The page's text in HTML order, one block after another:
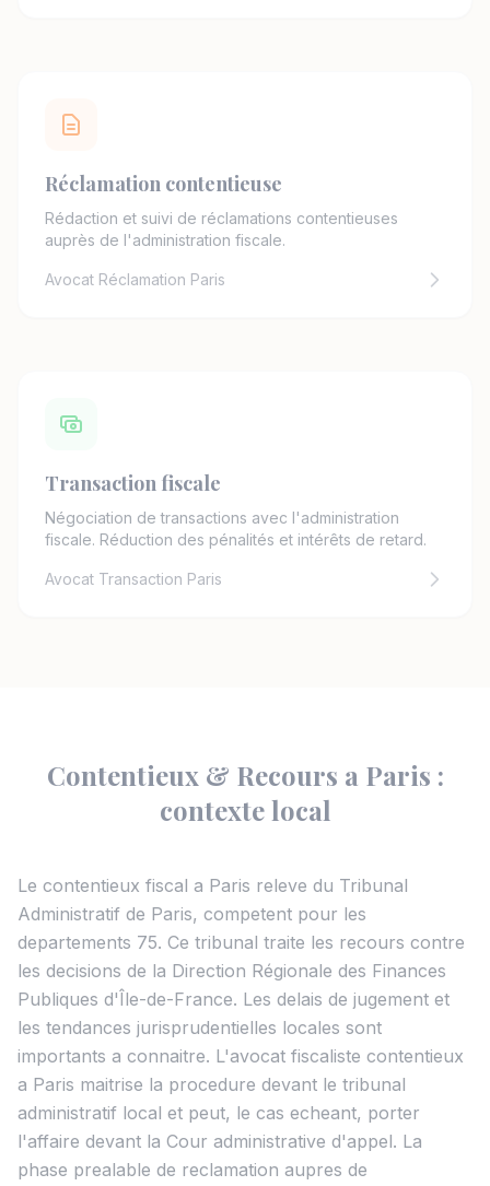
Réclamation contentieuse
Rédaction et suivi de réclamations contentieuses
auprès de l'administration fiscale.
Avocat Réclamation Paris
Transaction fiscale
Négociation de transactions avec l'administration
fiscale. Réduction des pénalités et intérêts de retard.
Avocat Transaction Paris
Contentieux & Recours a Paris :
contexte local
Le contentieux fiscal a Paris releve du Tribunal
Administratif de Paris, competent pour les
departements 75. Ce tribunal traite les recours contre
les decisions de la Direction Régionale des Finances
Publiques d'Île-de-France. Les delais de jugement et
les tendances jurisprudentielles locales sont
importants a connaitre. L'avocat fiscaliste contentieux
a Paris maitrise la procedure devant le tribunal
administratif local et peut, le cas echeant, porter
l'affaire devant la Cour administrative d'appel. La
phase prealable de reclamation aupres de